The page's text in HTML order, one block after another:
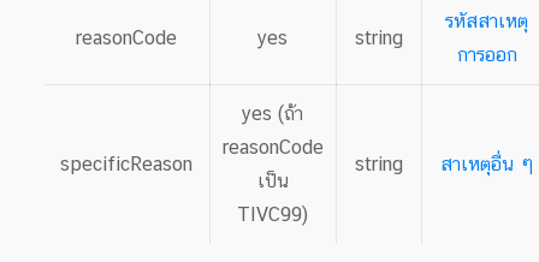
reasonCode yes string
รหัสสาเหตุ
การออก
specificReason
yes (ถ้า
reasonCode
เป็น
TIVC99)
string สาเหตุอื่น ๆ